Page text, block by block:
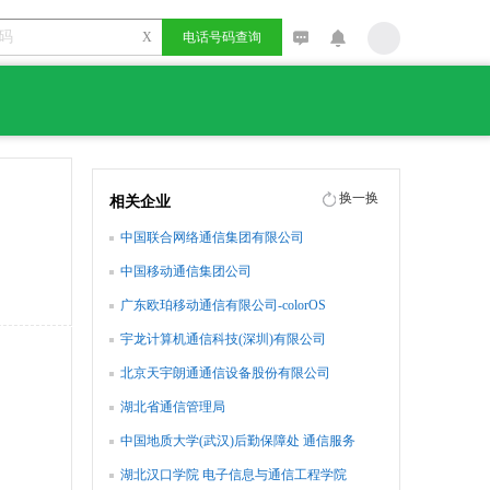
X 电话号码查询
相关企业 换一换
中国联合网络通信集团有限公司
中国移动通信集团公司
广东欧珀移动通信有限公司-colorOS
宇龙计算机通信科技(深圳)有限公司
北京天宇朗通通信设备股份有限公司
湖北省通信管理局
中国地质大学(武汉)后勤保障处 通信服务
湖北汉口学院 电子信息与通信工程学院